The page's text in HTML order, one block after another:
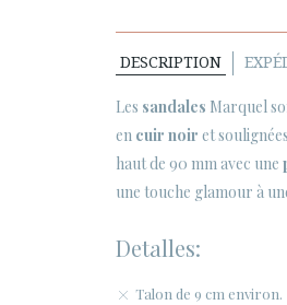
DESCRIPTION
Les sandales Marquel
en cuir noir et
haut de 90 mm avec une
une touche glamour à
Detalles:
Talon de 9 cm environ.